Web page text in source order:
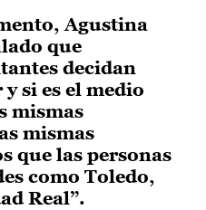
Agustina
que
decidan
si es el medio
mismas
mismas
que las personas
como Toledo,
Real”.